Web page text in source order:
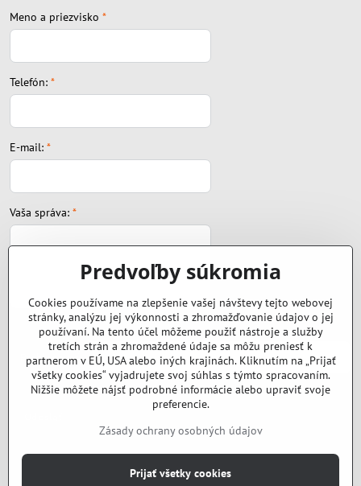
Meno a priezvisko *
Telefón: *
E-mail: *
Vaša správa: *
Súbor:
©2026Copyright
Predvoľby súkromia
Cookies používame na zlepšenie vašej návštevy tejto webovej
stránky, analýzu jej výkonnosti a zhromažďovanie údajov o jej
používaní. Na tento účel môžeme použiť nástroje a služby
tretích strán a zhromaždené údaje sa môžu preniesť k
partnerom v EÚ, USA alebo iných krajinách. Kliknutím na „Prijať
všetky cookies“ vyjadrujete svoj súhlas s týmto spracovaním.
Nižšie môžete nájsť podrobné informácie alebo upraviť svoje
preferencie.
Zásady ochrany osobných údajov
Prijať všetky cookies